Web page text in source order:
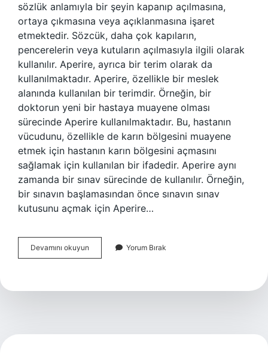
sözlük anlamıyla bir şeyin kapanıp açılmasına,
ortaya çıkmasına veya açıklanmasına işaret
etmektedir. Sözcük, daha çok kapıların,
pencerelerin veya kutuların açılmasıyla ilgili olarak
kullanılır. Aperire, ayrıca bir terim olarak da
kullanılmaktadır. Aperire, özellikle bir meslek
alanında kullanılan bir terimdir. Örneğin, bir
doktorun yeni bir hastaya muayene olması
sürecinde Aperire kullanılmaktadır. Bu, hastanın
vücudunu, özellikle de karın bölgesini muayene
etmek için hastanın karın bölgesini açmasını
sağlamak için kullanılan bir ifadedir. Aperire aynı
zamanda bir sınav sürecinde de kullanılır. Örneğin,
bir sınavın başlamasından önce sınavın sınav
kutusunu açmak için Aperire…
Devamını okuyun
ne
Yorum Bırak